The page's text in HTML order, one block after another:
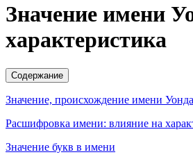
Значение имени
характеристика
Содержание
Значение, происхождение имени Уонда
Расшифровка имени: влияние на
Значение букв в имени